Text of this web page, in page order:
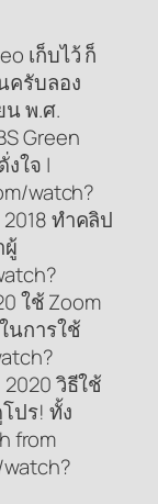
เก็บไว้ ก็
ครับลอง
น พ.ศ.
Green
ใจ |
watch?
ทำคลิป
ใช้ Zoom
นการใช้
วิธีใช้
ปร! ทั้ง
from